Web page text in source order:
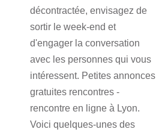
décontractée, envisagez de
sortir le week-end et
d'engager la conversation
avec les personnes qui vous
intéressent. Petites annonces
gratuites rencontres -
rencontre en ligne à Lyon.
Voici quelques-unes des